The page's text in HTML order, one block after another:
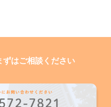
ずはご相談ください